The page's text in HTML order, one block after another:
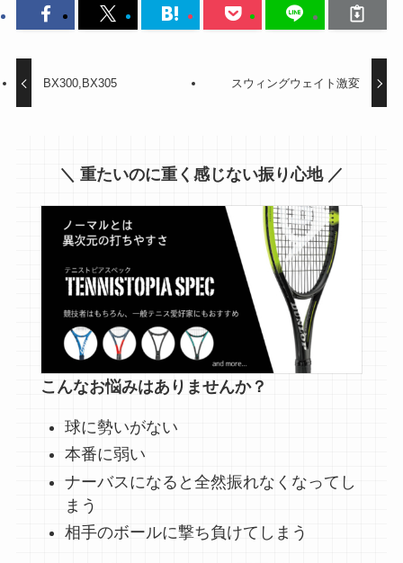
BX300,BX305 スウィングウェイト激変
＼ 重たいのに重く感じない振り心地 ／
こんなお悩みはありませんか？
球に勢いがない
本番に弱い
ナーバスになると全然振れなくなってし
まう
相手のボールに撃ち負けてしまう